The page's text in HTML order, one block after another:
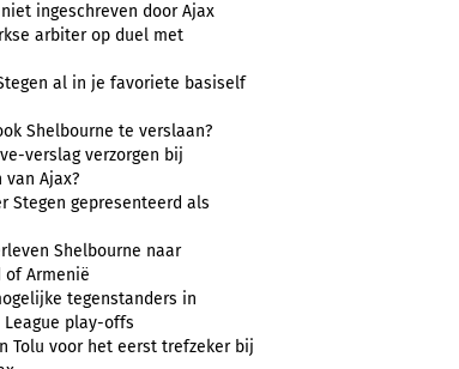
ingeschreven door Ajax
arbiter op duel met
al in je favoriete basiself
Shelbourne te verslaan?
verslag verzorgen bij
Ajax?
Stegen gepresenteerd als
Shelbourne naar
of Armenië
tegenstanders in
League play-offs
Tolu voor het eerst trefzeker bij